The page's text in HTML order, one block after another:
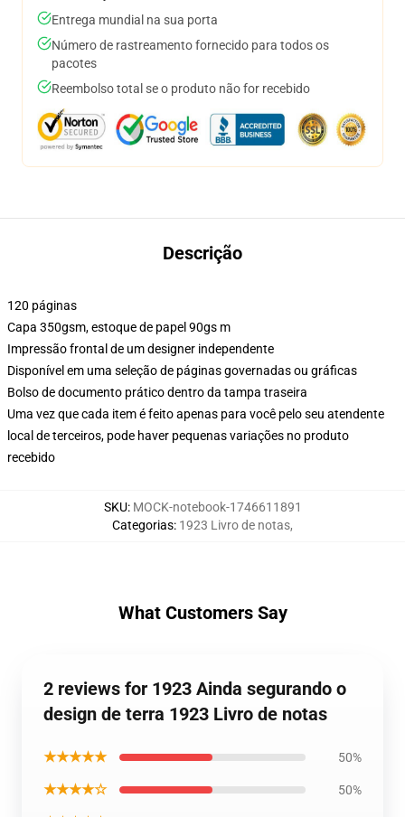
Entrega mundial na sua porta
Número de rastreamento fornecido para todos os
pacotes
Reembolso total se o produto não for recebido
Descrição
120 páginas
Capa 350gsm, estoque de papel 90gs m
Impressão frontal de um designer independente
Disponível em uma seleção de páginas governadas ou gráficas
Bolso de documento prático dentro da tampa traseira
Uma vez que cada item é feito apenas para você pelo seu atendente
local de terceiros, pode haver pequenas variações no produto
recebido
SKU: MOCK-notebook-1746611891
Categorias: 1923 Livro de notas,
What Customers Say
2 reviews for 1923 Ainda segurando o
design de terra 1923 Livro de notas
★★★★★ 50%
★★★★☆ 50%